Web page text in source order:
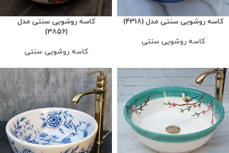
کاسه روشویی سنتی مدل (4318)
کاسه روشویی سنتی
کاسه روشویی سنتی مدل
(3856)
کاسه روشویی سنتی